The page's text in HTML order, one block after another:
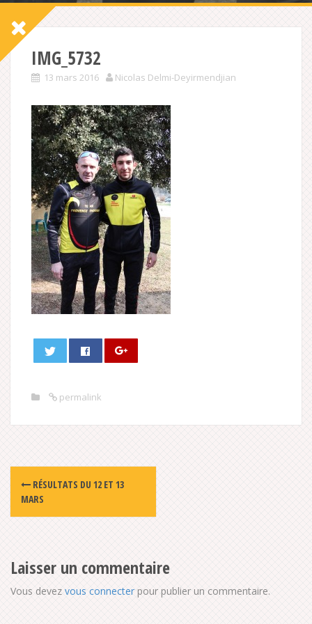
IMG_5732
13 mars 2016 Nicolas Delmi-Deyirmendjian
permalink
Post
navigation
RÉSULTATS DU 12 ET 13
MARS
Laisser un commentaire
Vous devez vous connecter pour publier un commentaire.